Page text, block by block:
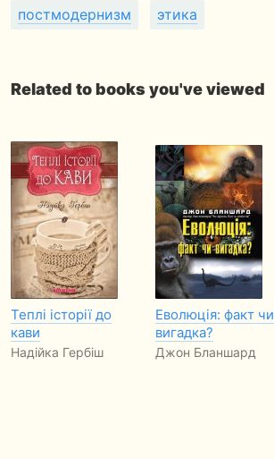
постмодернизм этика
Related to books you've viewed
Теплі історії до
кави
Надійка Гербіш
Еволюція: факт чи
вигадка?
Джон Бланшард